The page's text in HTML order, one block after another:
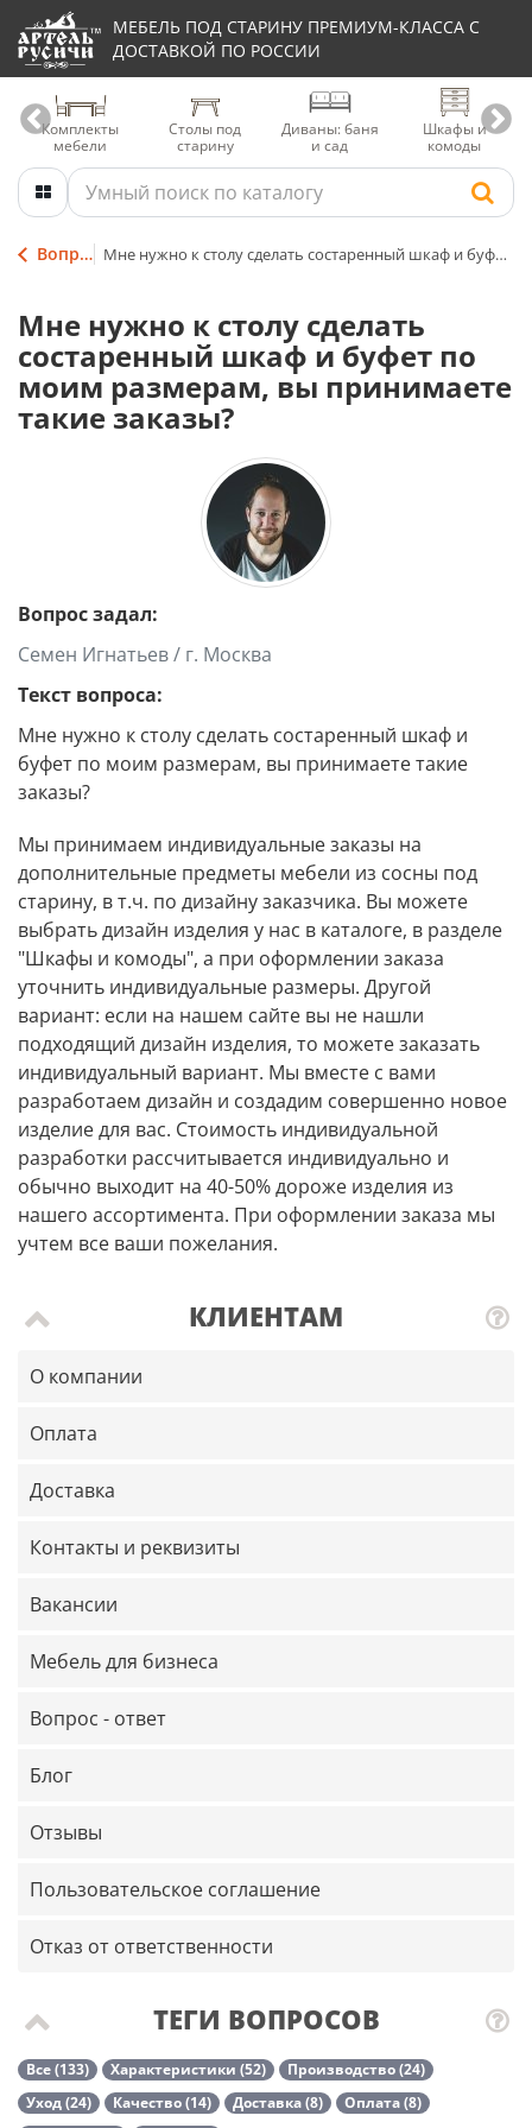
МЕБЕЛЬ ПОД СТАРИНУ ПРЕМИУМ-КЛАССА С
ДОСТАВКОЙ ПО РОССИИ
Комплекты
мебели
Столы под
старину
Диваны: баня
и сад
Шкафы и
комоды
Вопрос - Ответ Мне нужно к столу сделать состаренный шкаф и буфет по моим размерам, вы принимаете такие заказы?
Мне нужно к столу сделать
состаренный шкаф и буфет по
моим размерам, вы принимаете
такие заказы?
Вопрос задал:
Семен Игнатьев / г. Москва
Текст вопроса:
Мне нужно к столу сделать состаренный шкаф и
буфет по моим размерам, вы принимаете такие
заказы?
Мы принимаем индивидуальные заказы на
дополнительные предметы мебели из сосны под
старину, в т.ч. по дизайну заказчика. Вы можете
выбрать дизайн изделия у нас в каталоге, в разделе
"Шкафы и комоды", а при оформлении заказа
уточнить индивидуальные размеры. Другой
вариант: если на нашем сайте вы не нашли
подходящий дизайн изделия, то можете заказать
индивидуальный вариант. Мы вместе с вами
разработаем дизайн и создадим совершенно новое
изделие для вас. Стоимость индивидуальной
разработки рассчитывается индивидуально и
обычно выходит на 40-50% дороже изделия из
нашего ассортимента. При оформлении заказа мы
учтем все ваши пожелания.
КЛИЕНТАМ
О компании
Оплата
Доставка
Контакты и реквизиты
Вакансии
Мебель для бизнеса
Вопрос - ответ
Блог
Отзывы
Пользовательское соглашение
Отказ от ответственности
ТЕГИ ВОПРОСОВ
Все (133) Характеристики (52)
Производство (24)
Уход (24)
Качество (14) Доставка (8)
Оплата (8)